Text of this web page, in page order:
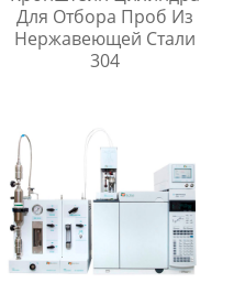
Для Отбора Проб Из
Нержавеющей Стали
304